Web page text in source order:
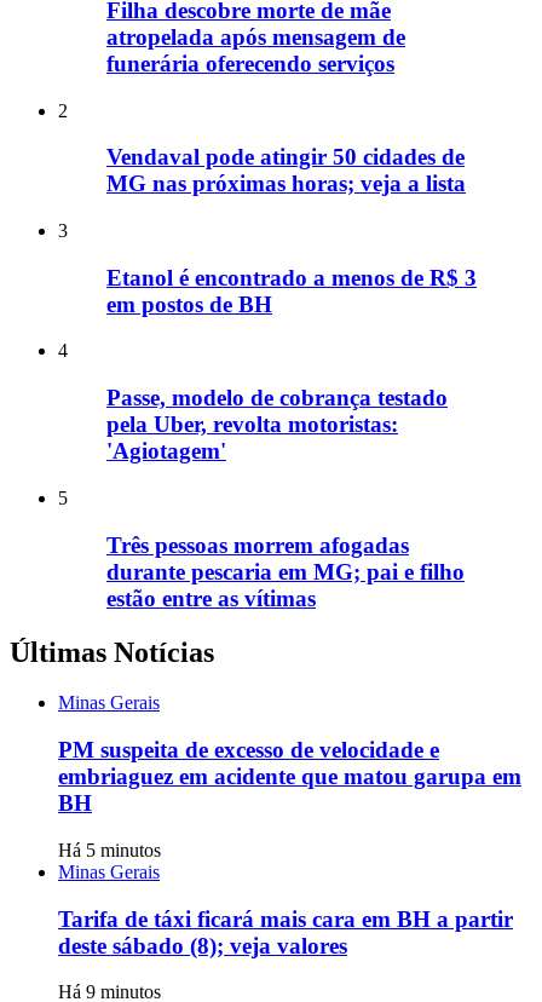
Filha descobre morte de mãe
atropelada após mensagem de
funerária oferecendo serviços
2
Vendaval pode atingir 50 cidades de
MG nas próximas horas; veja a lista
3
Etanol é encontrado a menos de R$ 3
em postos de BH
4
Passe, modelo de cobrança testado
pela Uber, revolta motoristas:
'Agiotagem'
5
Três pessoas morrem afogadas
durante pescaria em MG; pai e filho
estão entre as vítimas
Últimas Notícias
Minas Gerais
PM suspeita de excesso de velocidade e
embriaguez em acidente que matou garupa em
BH
Há 5 minutos
Minas Gerais
Tarifa de táxi ficará mais cara em BH a partir
deste sábado (8); veja valores
Há 9 minutos